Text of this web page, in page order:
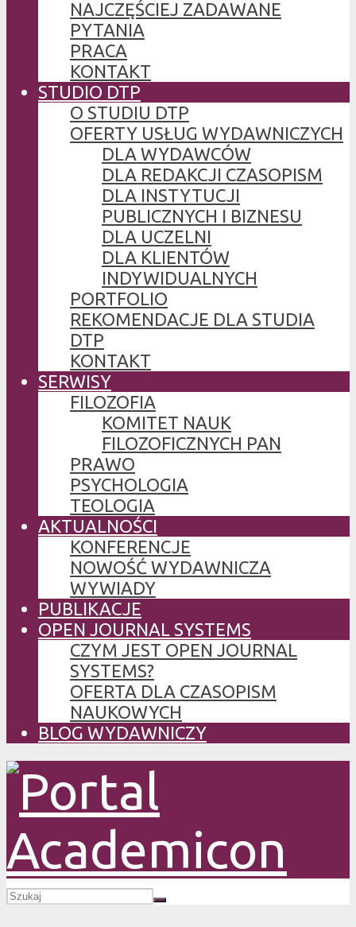
NAJCZĘŚCIEJ ZADAWANE
PYTANIA
PRACA
KONTAKT
STUDIO DTP
O STUDIU DTP
OFERTY USŁUG WYDAWNICZYCH
DLA WYDAWCÓW
DLA REDAKCJI CZASOPISM
DLA INSTYTUCJI
PUBLICZNYCH I BIZNESU
DLA UCZELNI
DLA KLIENTÓW
INDYWIDUALNYCH
PORTFOLIO
REKOMENDACJE DLA STUDIA
DTP
KONTAKT
SERWISY
FILOZOFIA
KOMITET NAUK
FILOZOFICZNYCH PAN
PRAWO
PSYCHOLOGIA
TEOLOGIA
AKTUALNOŚCI
KONFERENCJE
NOWOŚĆ WYDAWNICZA
WYWIADY
PUBLIKACJE
OPEN JOURNAL SYSTEMS
CZYM JEST OPEN JOURNAL
SYSTEMS?
OFERTA DLA CZASOPISM
NAUKOWYCH
BLOG WYDAWNICZY